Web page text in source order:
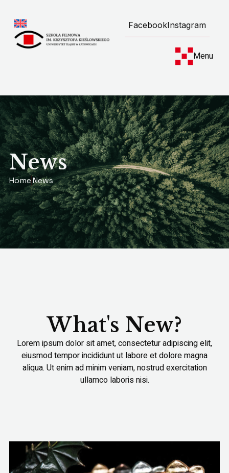
FacebookInstagram
Menu
News
HomeNews
What's New?
Lorem ipsum dolor sit amet, consectetur adipiscing elit,
eiusmod tempor incididunt ut labore et dolore magna
aliqua. Ut enim ad minim veniam, nostrud exercitation
ullamco laboris nisi.